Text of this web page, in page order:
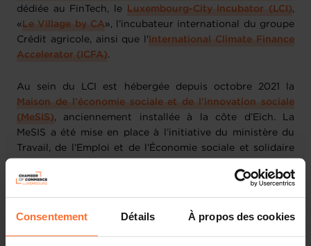
Consentement Détails À propos des cookies
dédiée au FinTech, le
Luxembourg-City Incubator (LCI),
« Le Village by CA», l’incubateur international du groupe
Crédit agricole, ainsi que l' International Climate Finance
Accelerator (ICFA).
Au sein du LCI est hébergée depuis octobre 2021 la
Maison de l’économie sociale et de l’innovation sociale
(MeSIS), anciennement installée à la côte d’Eich. La
MeSIS a été mise en place à l’initiative du ministère du
Travail, de l’Emploi et de l’Économie sociale et solidaire
de développer l’économie sociale et solidaire dans le
Luxembourg. Elle rassemble tous ceux qui s’intéressent à
l’économie sociale et solidaire (ESS), à l’innovation